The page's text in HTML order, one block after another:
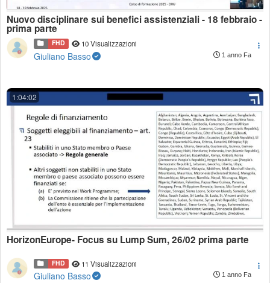
Nuovo disciplinare sui benefici assistenziali - 18 febbraio -
prima parte
FHD 10 Visualizzazioni
Giuliano Basso 1 anno Fa
1:04:02
HorizonEurope- Focus su Lump Sum, 26/02 prima parte
FHD 11 Visualizzazioni
Giuliano Basso 1 anno Fa